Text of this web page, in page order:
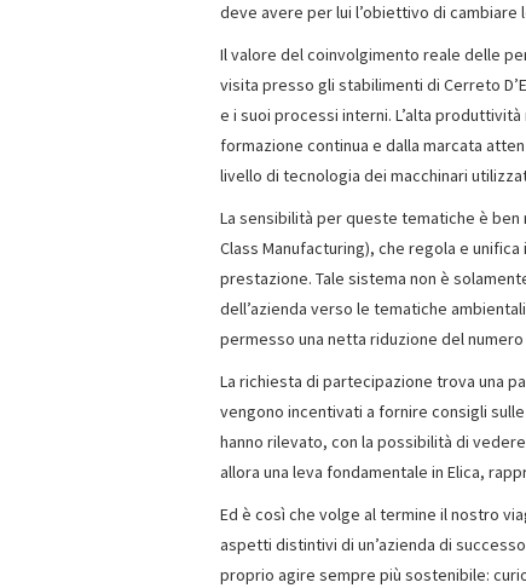
deve avere per lui l’obiettivo di
Il valore del coinvolgimento reale delle
visita presso gli stabilimenti di Cerreto
e i suoi processi interni. L’alta
formazione continua e dalla marcata
livello di tecnologia dei macchinari
La sensibilità per queste tematiche è
Class Manufacturing), che regola e
prestazione. Tale sistema non è
dell’azienda verso le tematiche
permesso una netta riduzione del
La richiesta di partecipazione trova una
vengono incentivati a fornire consigli
hanno rilevato, con la possibilità di
allora una leva fondamentale in Elica,
Ed è così che volge al termine il nostro
aspetti distintivi di un’azienda di
proprio agire sempre più sostenibile: